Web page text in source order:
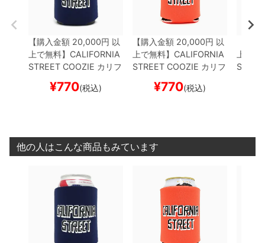
【購入金額 20,000円 以
上で無料】 CALIFORNIA
STREET COOZIE カリフ
ンククーラーBLOCK by
¥770(税込)
【購入金額 20,000円 以
上で無料】 CALIFORNIA
STREET COOZIE カリフ
ンククーラーBLOCK by
¥770(税込)
上で無
他の人はこんな商品もみています